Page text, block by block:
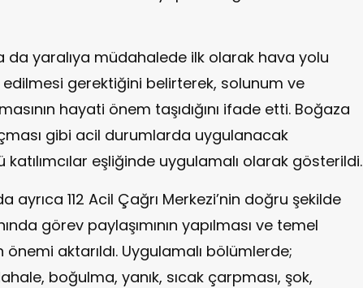
yaralıya müdahalede ilk olarak hava yolu
edilmesi gerektiğini belirterek, solunum ve
hayati önem taşıdığını ifade etti. Boğaza
gibi acil durumlarda uygulanacak
eşliğinde uygulamalı olarak gösterildi.
ayrıca 112 Acil Çağrı Merkezi’nin doğru şekilde
görev paylaşımının yapılması ve temel
aktarıldı. Uygulamalı bölümlerde;
boğulma, yanık, sıcak çarpması, şok,